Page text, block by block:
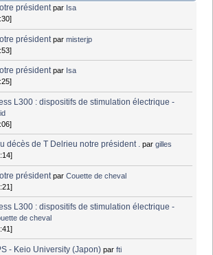
président par Isa
président parmisterjp
président par Isa
L300 : dispositifs de stimulation électrique -
décès de T Delrieu notre président . pargilles
président parCouette de cheval
L300 : dispositifs de stimulation électrique -
de cheval
- Keio University (Japon) parfti